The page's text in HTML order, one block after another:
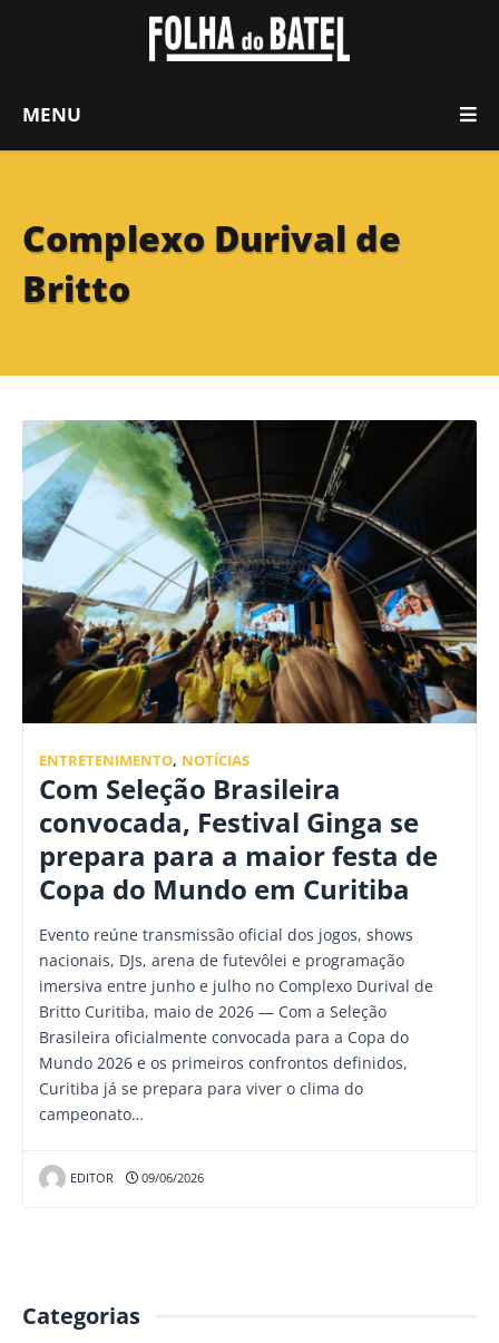
MENU
Complexo Durival de
Britto
ENTRETENIMENTO, NOTÍCIAS
Com Seleção Brasileira
convocada, Festival Ginga se
prepara para a maior festa de
Copa do Mundo em Curitiba
Evento reúne transmissão oficial dos jogos, shows
nacionais, DJs, arena de futevôlei e programação
imersiva entre junho e julho no Complexo Durival de
Britto Curitiba, maio de 2026 — Com a Seleção
Brasileira oficialmente convocada para a Copa do
Mundo 2026 e os primeiros confrontos definidos,
Curitiba já se prepara para viver o clima do
campeonato…
EDITOR 09/06/2026
Categorias